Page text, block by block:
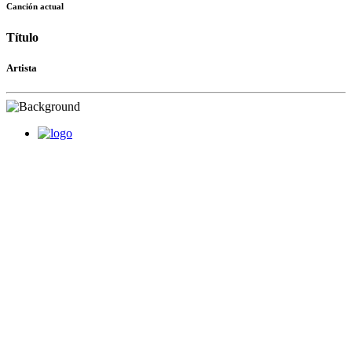
Canción actual
Título
Artista